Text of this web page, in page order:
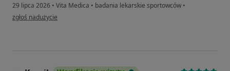
29 lipca 2026 • Vita Medica • badania lekarskie sportowców •
w opinii użytkownika Natalia
zgłoś nadużycie